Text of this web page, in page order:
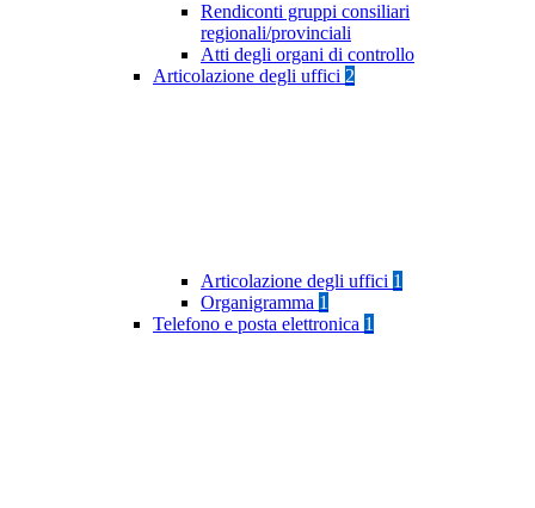
Rendiconti gruppi consiliari
regionali/provinciali
Atti degli organi di controllo
Articolazione degli uffici 2
Articolazione degli uffici 1
Organigramma 1
Telefono e posta elettronica 1